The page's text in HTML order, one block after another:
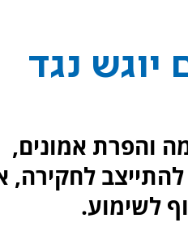
נגד
והפרת אמונים,
לחקירה,
לשימוע.